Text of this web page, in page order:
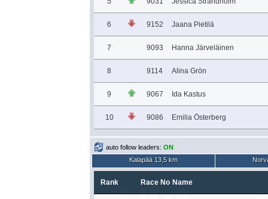
6 9152 Jaana Pietilä
7 9093 Hanna Järveläinen
8 9114 Alina Grön
9 9067 Ida Kastus
10 9086 Emilia Österberg
auto follow leaders: ON
Kalapää 13,5 km
Rank Race No Name